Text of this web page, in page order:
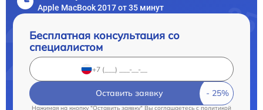
Apple MacBook 2017 от 35 минут
Бесплатная консультация со
специалистом
Оставить заявку
Нажимая на кнопку "Оставить заявку" Вы соглашаетесь cполитикой